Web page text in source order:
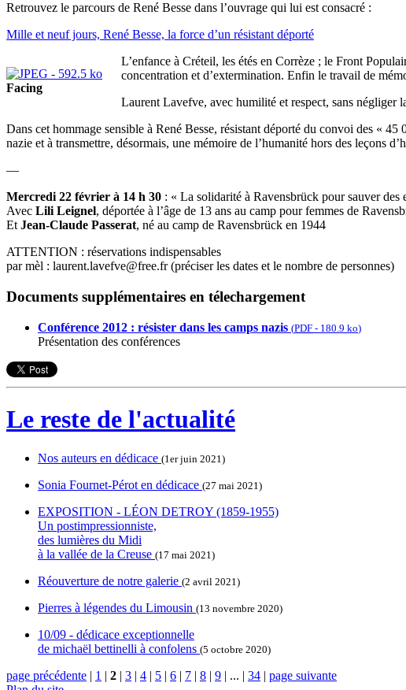
Retrouvez le parcours de René Besse dans l’ouvrage qui lui est consacré :
Mille et neuf jours, René Besse, la force d’un résistant déporté
Facing
L’enfance à Créteil, les étés en Corrèze ; le Front
concentration et d’extermination. Enfin le travail de
Laurent Lavefve, avec humilité et respect, sans négliger
Dans cet hommage sensible à René Besse, résistant déporté du convoi des «
nazie et à transmettre, désormais, une mémoire de l’humanité hors des leçons
—
Mercredi 22 février à 14 h 30 : « La solidarité à Ravensbrück pour sauver des
Avec Lili Leignel, déportée à l’âge de 13 ans au camp pour femmes de
Et Jean-Claude Passerat, né au camp de Ravensbrück en 1944
ATTENTION : réservations indispensables
par mèl : laurent.lavefve@free.fr (préciser les dates et le nombre de personnes)
Documents supplémentaires en télechargement
Conférence 2012 : résister dans les camps nazis (PDF - 180.9 ko)
Présentation des conférences
Le reste de l'actualité
Nos auteurs en dédicace (1er juin 2021)
Sonia Fournet-Pérot en dédicace (27 mai 2021)
EXPOSITION - LÉON DETROY (1859-1955)
Un postimpressionniste,
des lumières du Midi
à la vallée de la Creuse (17 mai 2021)
Réouverture de notre galerie (2 avril 2021)
Pierres à légendes du Limousin (13 novembre 2020)
10/09 - dédicace exceptionnelle
de michaël bettinelli à confolens (5 octobre 2020)
page précédente | 1 | 2 | 3 | 4 | 5 | 6 | 7 | 8 | 9 | ... | 34 | page suivante